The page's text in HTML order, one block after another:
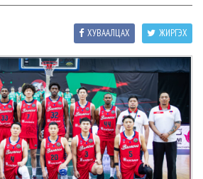
ЖИРГЭХ
ХУВААЛЦАХ